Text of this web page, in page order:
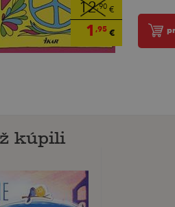
12,90 €
1 ,95 €
kúpili